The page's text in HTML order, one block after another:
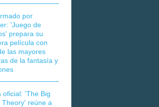
por
'Juego de
prepara su
película con
las mayores
de la fantasía y
oficial: 'The Big
Theory' reúne a